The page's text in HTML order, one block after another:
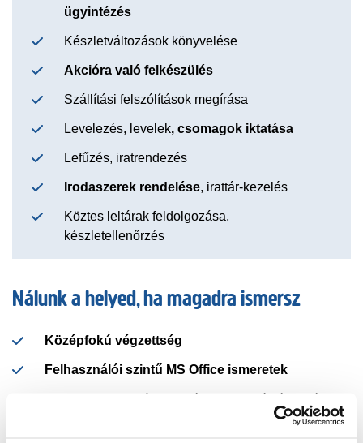
ügyintézés
Készletváltozások könyvelése
Akcióra való felkészülés
Szállítási felszólítások megírása
Levelezés, levelek, csomagok iktatása
Lefűzés, iratrendezés
Irodaszerek rendelése, irattár-kezelés
Köztes leltárak feldolgozása,
készletellenőrzés
Nálunk a helyed, ha magadra ismersz
Középfokú végzettség
Felhasználói szintű MS Office ismeretek